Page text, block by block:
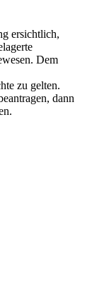
ersichtlich,
Dem
zu gelten.
dann